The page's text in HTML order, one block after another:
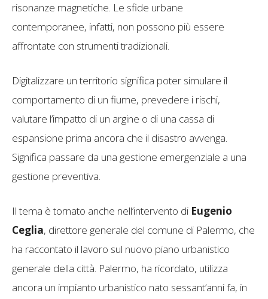
risonanze magnetiche. Le sfide urbane
contemporanee, infatti, non possono più essere
affrontate con strumenti tradizionali.
Digitalizzare un territorio significa poter simulare il
comportamento di un fiume, prevedere i rischi,
valutare l’impatto di un argine o di una cassa di
espansione prima ancora che il disastro avvenga.
Significa passare da una gestione emergenziale a una
gestione preventiva.
Il tema è tornato anche nell’intervento di Eugenio
Ceglia, direttore generale del comune di Palermo, che
ha raccontato il lavoro sul nuovo piano urbanistico
generale della città. Palermo, ha ricordato, utilizza
ancora un impianto urbanistico nato sessant’anni fa, in